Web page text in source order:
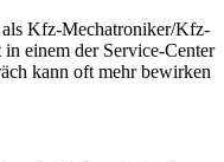
Kfz-Mechatroniker/Kfz-
einem der Service-Center
kann oft mehr bewirken